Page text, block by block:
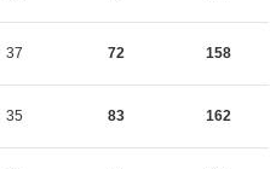
37 72 158
35 83 162